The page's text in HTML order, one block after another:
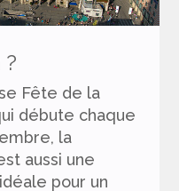
Fête de la
débute chaque
la
aussi une
pour un